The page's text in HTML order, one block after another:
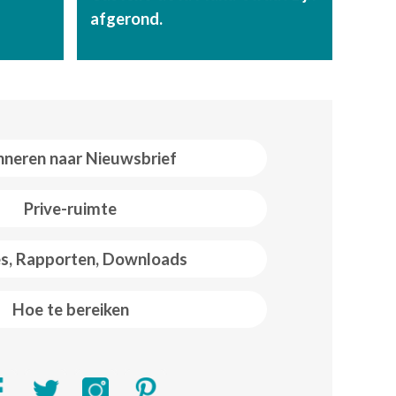
afgerond.
naar Nieuwsbrief
Prive-ruimte
Rapporten, Downloads
Hoe te bereiken